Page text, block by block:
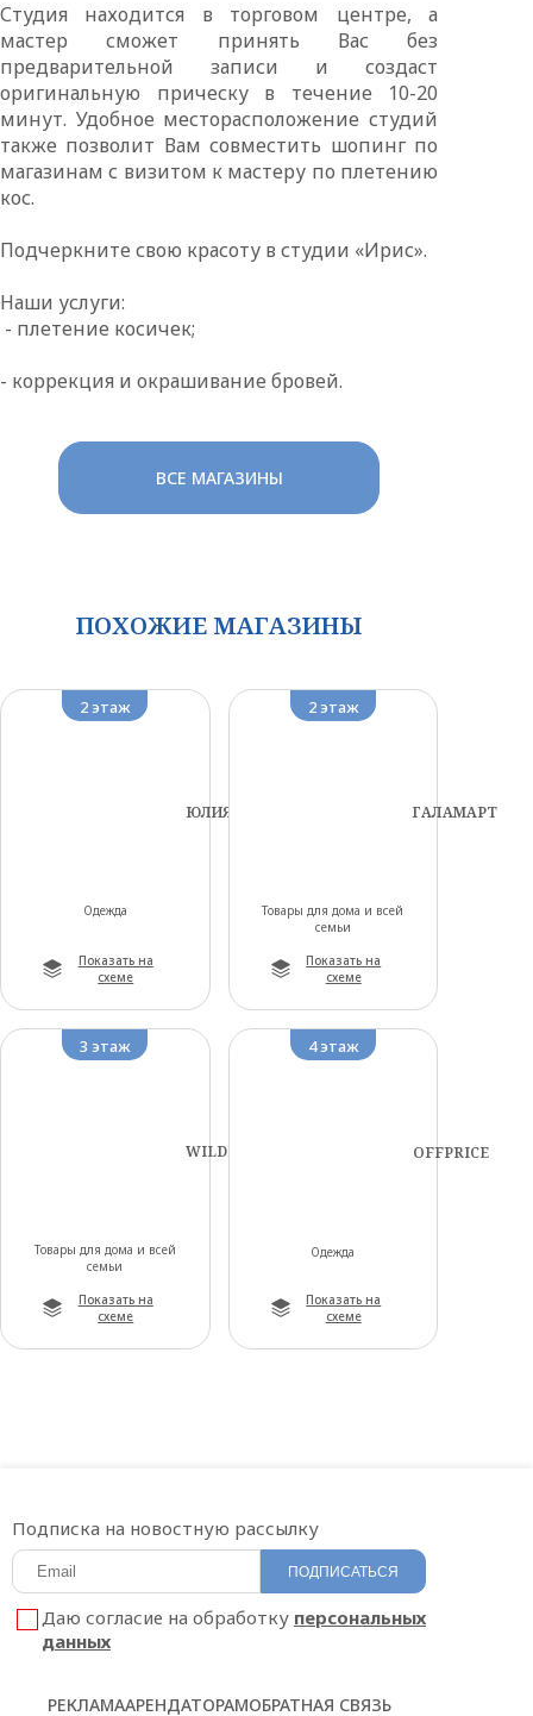
Студия находится в торговом центре, а
мастер сможет принять Вас без
предварительной записи и создаст
оригинальную прическу в течение 10-20
минут. Удобное месторасположение студий
также позволит Вам совместить шопинг по
магазинам с визитом к мастеру по плетению
кос.
Подчеркните свою красоту в студии «Ирис».
Наши услуги:
- плетение косичек;
- коррекция и окрашивание бровей.
ВСЕ МАГАЗИНЫ
ПОХОЖИЕ МАГАЗИНЫ
2 этаж
ЮЛИЯ
Одежда
Показать на
схеме
2 этаж
ГАЛАМАРТ
Товары для дома и всей
семьи
Показать на
схеме
3 этаж
WILDBERRIES
Товары для дома и всей
семьи
Показать на
схеме
4 этаж
OFFPRICE
Одежда
Показать на
схеме
РЕКЛАМААРЕНДАТОРАМОБРАТНАЯ СВЯЗЬ
Подписка на новостную рассылку
ПОДПИСАТЬСЯ
Даю согласие на обработку персональных
данных